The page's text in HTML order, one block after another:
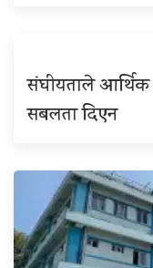
संघीयताले आर्थिक
सबलता दिएन